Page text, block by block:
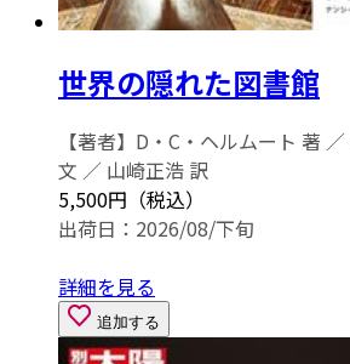
世界の隠れた図書館
【著者】D・C・ヘルムート 著
文 ／ 山崎正浩 訳
5,500円（税込）
出荷日：2026/08/下旬
詳細を見る
追加する